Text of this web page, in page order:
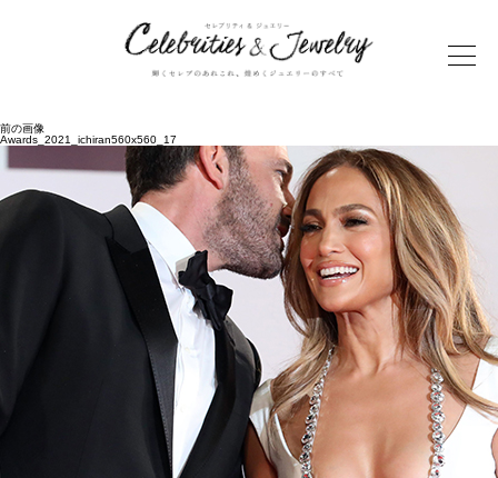
前の画像
Awards_2021_ichiran560x560_17